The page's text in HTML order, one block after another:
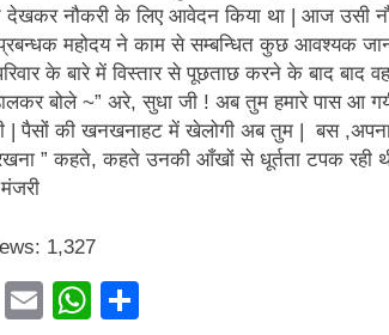
अनुराधा प्रकाशन, नई दिल्ली
2 Years Ago
कितना बदल गया इंसान’
2 Years Ago
दिल्ली की फ़िरदौस ख़ान को
2 Years Ago
विश्व पुस्तक मेले (10-18
देखकर नौकरी के लिए आवेदन किया था | आज उसी
महोदय ने काम से सम्बन्धित कुछ आवश्यक
के बारे में विस्तार से पूछताछ करने के बाद
बोले ~” अरे, सुधा जी ! अब तुम हमारे पास आ
| पैसों की खनखनाहट में खेलोगी अब तुम | बस
रखना ” कहते, कहते उनकी आँखों से धूर्तता टपक रही
1,327
TwitterEmailWhatsApp